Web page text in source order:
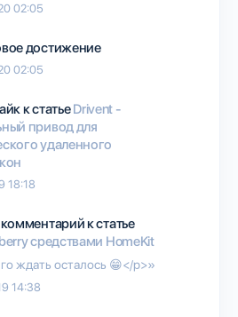
02:05
достижение
02:05
к статьеDrivent -
привод для
удаленного
18:18
к статье
средствами HomeKit
ждать осталось 😁</p>»
14:38